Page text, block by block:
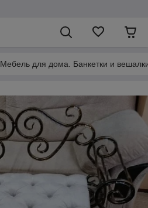
Мебель для дома. Банкетки и